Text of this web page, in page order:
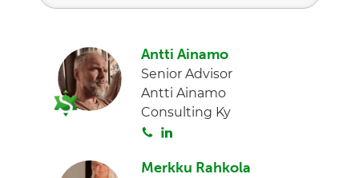
Antti Ainamo
Senior Advisor
Antti Ainamo
Consulting Ky
S
i
n
Merkku Rahkola